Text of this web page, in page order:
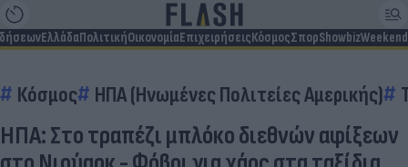
ΕλλάδαΠολιτικήΟικονομίαΕπιχειρήσειςΚόσμοςΣπορShowbizWeekend
Κόσμος ΗΠΑ (Ηνωμένες Πολιτείες Αμερικής)
ΗΠΑ: Στο τραπέζι μπλόκο διεθνών αφίξεων